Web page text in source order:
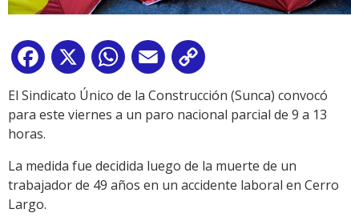
Facebook
X WhatsApp
Email
Link
El Sindicato Único de la Construcción (Sunca) convocó
para este viernes a un paro nacional parcial de 9 a 13
horas.
La medida fue decidida luego de la muerte de un
trabajador de 49 años en un accidente laboral en Cerro
Largo.